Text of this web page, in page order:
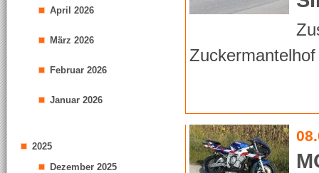
April 2026
März 2026
Februar 2026
Januar 2026
2025
Dezember 2025
Zuckermantelhof